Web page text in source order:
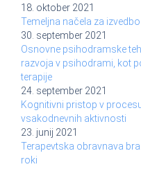
18. oktober 2021
Temeljna načela za
30. september 2021
Osnovne psihodramske
razvoja v psihodrami, kot
terapije
24. september 2021
Kognitivni pristop v
vsakodnevnih aktivnosti
23. junij 2021
Terapevtska obravnava
roki